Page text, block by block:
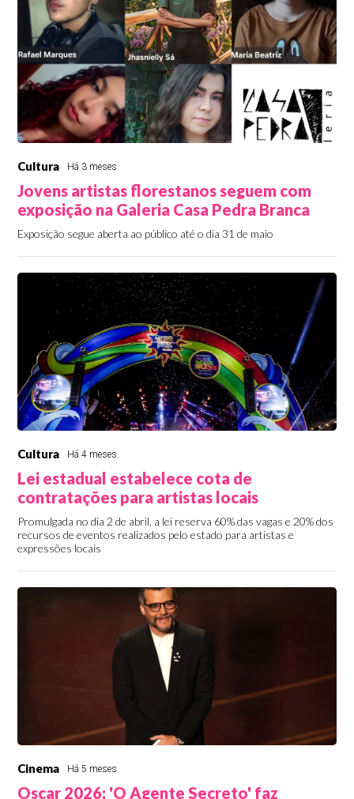
Cultura Há 3 meses
Jovens artistas florestanos seguem com
exposição na Galeria Casa Pedra Branca
Exposição segue aberta ao público até o dia 31 de maio
Cultura Há 4 meses
Lei estadual estabelece cota de
contratações para artistas locais
Promulgada no dia 2 de abril, a lei reserva 60% das vagas e 20% dos
recursos de eventos realizados pelo estado para artistas e
expressões locais
Cinema Há 5 meses
Oscar 2026: 'O Agente Secreto' faz